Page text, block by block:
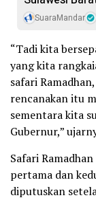
SuaraMandar
“Tadi kita
yang kita
safari
rencanakan itu
sementara kita
Gubernur,”
Safari
pertama dan
diputuskan